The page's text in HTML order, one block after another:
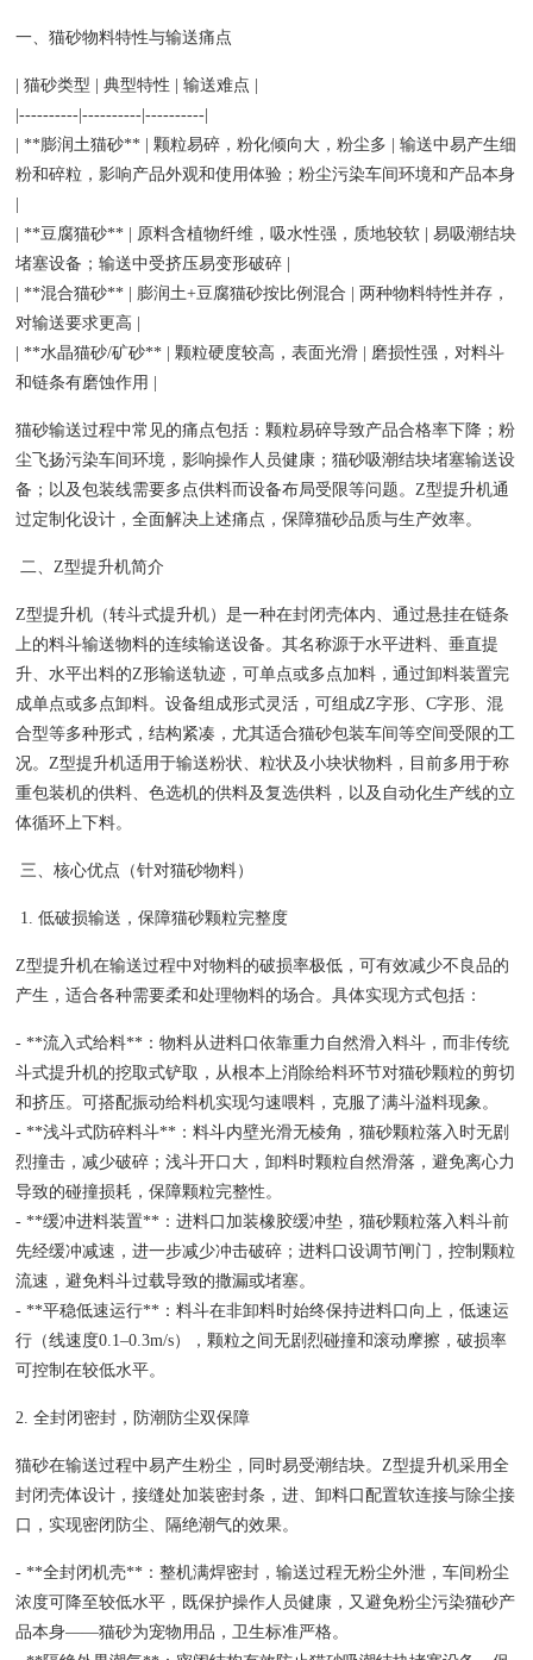
一、猫砂物料特性与输送痛点
| 猫砂类型 | 典型特性 | 输送难点 |
|----------|----------|----------|
| **膨润土猫砂** | 颗粒易碎，粉化倾向大，粉尘多 | 输送中易产生细
粉和碎粒，影响产品外观和使用体验；粉尘污染车间环境和产品本身
|
| **豆腐猫砂** | 原料含植物纤维，吸水性强，质地较软 | 易吸潮结块
堵塞设备；输送中受挤压易变形破碎 |
| **混合猫砂** | 膨润土+豆腐猫砂按比例混合 | 两种物料特性并存，
对输送要求更高 |
| **水晶猫砂/矿砂** | 颗粒硬度较高，表面光滑 | 磨损性强，对料斗
和链条有磨蚀作用 |
猫砂输送过程中常见的痛点包括：颗粒易碎导致产品合格率下降；粉
尘飞扬污染车间环境，影响操作人员健康；猫砂吸潮结块堵塞输送设
备；以及包装线需要多点供料而设备布局受限等问题。Z型提升机通
过定制化设计，全面解决上述痛点，保障猫砂品质与生产效率。
二、Z型提升机简介
Z型提升机（转斗式提升机）是一种在封闭壳体内、通过悬挂在链条
上的料斗输送物料的连续输送设备。其名称源于水平进料、垂直提
升、水平出料的Z形输送轨迹，可单点或多点加料，通过卸料装置完
成单点或多点卸料。设备组成形式灵活，可组成Z字形、C字形、混
合型等多种形式，结构紧凑，尤其适合猫砂包装车间等空间受限的工
况。Z型提升机适用于输送粉状、粒状及小块状物料，目前多用于称
重包装机的供料、色选机的供料及复选供料，以及自动化生产线的立
体循环上下料。
三、核心优点（针对猫砂物料）
1. 低破损输送，保障猫砂颗粒完整度
Z型提升机在输送过程中对物料的破损率极低，可有效减少不良品的
产生，适合各种需要柔和处理物料的场合。具体实现方式包括：
- **流入式给料**：物料从进料口依靠重力自然滑入料斗，而非传统
斗式提升机的挖取式铲取，从根本上消除给料环节对猫砂颗粒的剪切
和挤压。可搭配振动给料机实现匀速喂料，克服了满斗溢料现象。
- **浅斗式防碎料斗**：料斗内壁光滑无棱角，猫砂颗粒落入时无剧
烈撞击，减少破碎；浅斗开口大，卸料时颗粒自然滑落，避免离心力
导致的碰撞损耗，保障颗粒完整性。
- **缓冲进料装置**：进料口加装橡胶缓冲垫，猫砂颗粒落入料斗前
先经缓冲减速，进一步减少冲击破碎；进料口设调节闸门，控制颗粒
流速，避免料斗过载导致的撒漏或堵塞。
- **平稳低速运行**：料斗在非卸料时始终保持进料口向上，低速运
行（线速度0.1–0.3m/s），颗粒之间无剧烈碰撞和滚动摩擦，破损率
可控制在较低水平。
2. 全封闭密封，防潮防尘双保障
猫砂在输送过程中易产生粉尘，同时易受潮结块。Z型提升机采用全
封闭壳体设计，接缝处加装密封条，进、卸料口配置软连接与除尘接
口，实现密闭防尘、隔绝潮气的效果。
- **全封闭机壳**：整机满焊密封，输送过程无粉尘外泄，车间粉尘
浓度可降至较低水平，既保护操作人员健康，又避免粉尘污染猫砂产
品本身——猫砂为宠物用品，卫生标准严格。